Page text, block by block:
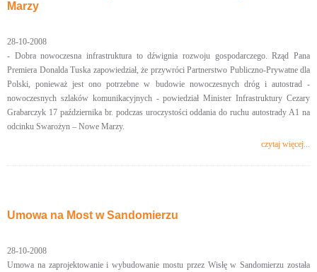
Marzy
28-10-2008
- Dobra nowoczesna infrastruktura to dźwignia rozwoju gospodarczego. Rząd Pana
Premiera Donalda Tuska zapowiedział, że przywróci Partnerstwo Publiczno-Prywatne dla
Polski, ponieważ jest ono potrzebne w budowie nowoczesnych dróg i autostrad -
nowoczesnych szlaków komunikacyjnych - powiedział Minister Infrastruktury Cezary
Grabarczyk 17 października br. podczas uroczystości oddania do ruchu autostrady A1 na
odcinku Swarożyn – Nowe Marzy.
czytaj więcej...
Umowa na Most w Sandomierzu
28-10-2008
Umowa na zaprojektowanie i wybudowanie mostu przez Wisłę w Sandomierzu została